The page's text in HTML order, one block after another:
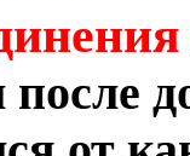
после